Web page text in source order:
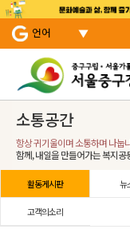
언어
소통공간
항상 귀기울이며 소통하며 나눕
함께, 내일을 만들어가는 복지공
활동게시판 뉴
고객의소리